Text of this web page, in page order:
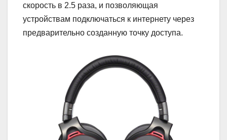
скорость в 2.5 раза, и позволяющая
устройствам подключаться к интернету через
предварительно созданную точку доступа.